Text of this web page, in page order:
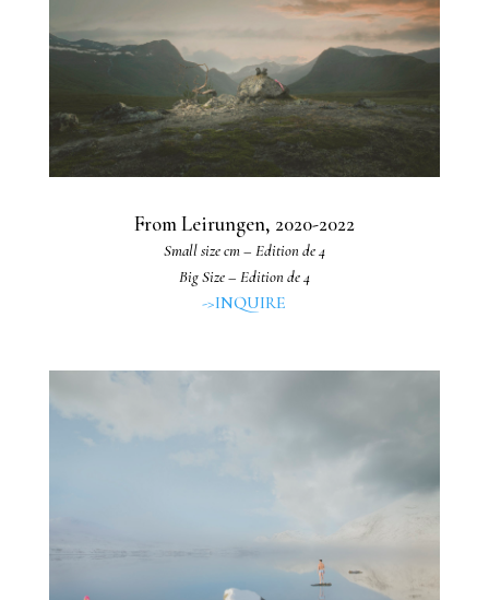
From Leirungen, 2020-2022
Small size cm – Edition de 4
Big Size – Edition de 4
->INQUIRE